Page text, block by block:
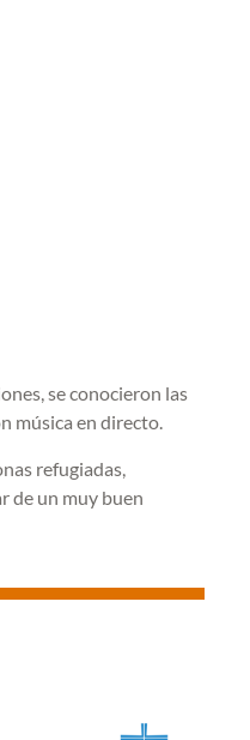
se conocieron las
música en directo.
refugiadas,
de un muy buen